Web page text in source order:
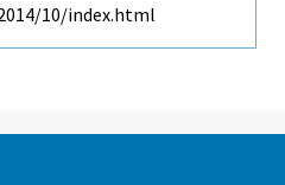
10/index.html